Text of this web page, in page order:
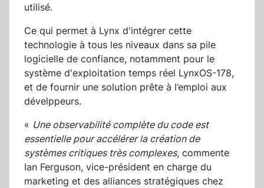
utilisé.
Ce qui permet à Lynx d'intégrer cette
technologie à tous les niveaux dans sa pile
logicielle de confiance, notamment pour le
système d'exploitation temps réel LynxOS-178,
et de fournir une solution prête à l’emploi aux
dévelppeurs.
« Une observabilité complète du code est
essentielle pour accélérer la création de
systèmes critiques très complexes, commente
Ian Ferguson, vice-président en charge du
marketing et des alliances stratégiques chez